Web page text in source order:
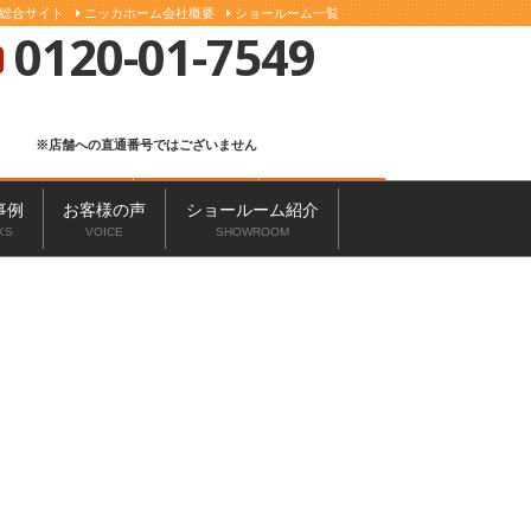
合サイト ニッカホーム会社概要 ショールーム一覧
0120-01-7549
※店舗への直通番号ではございません
お問い合わせ 無料見積もり 来店予約
例 お客様の声
VOICE
ショールーム紹介
SHOWROOM